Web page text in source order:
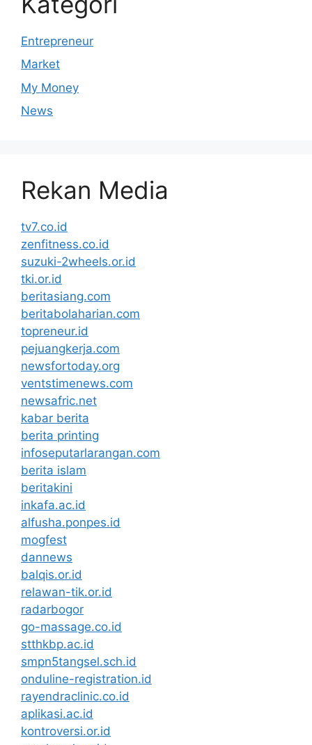
Entrepreneur
Market
My Money
News
Rekan Media
tv7.co.id
zenfitness.co.id
suzuki-2wheels.or.id
tki.or.id
beritasiang.com
beritabolaharian.com
topreneur.id
pejuangkerja.com
newsfortoday.org
ventstimenews.com
newsafric.net
kabar berita
berita printing
infoseputarlarangan.com
berita islam
beritakini
inkafa.ac.id
alfusha.ponpes.id
mogfest
dannews
balqis.or.id
relawan-tik.or.id
radarbogor
go-massage.co.id
stthkbp.ac.id
smpn5tangsel.sch.id
onduline-registration.id
rayendraclinic.co.id
aplikasi.ac.id
kontroversi.or.id